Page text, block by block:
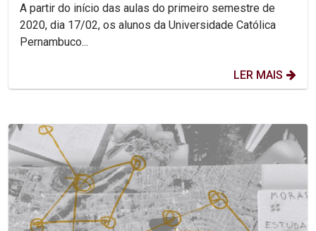
A partir do início das aulas do primeiro semestre de
2020, dia 17/02, os alunos da Universidade Católica
Pernambuco...
LER MAIS